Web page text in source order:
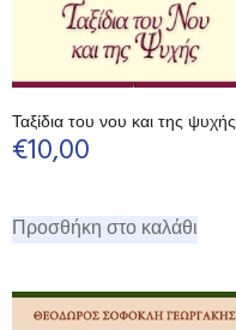
Ταξίδια του νου και της ψυχής
€10,00
Προσθήκη στο καλάθι